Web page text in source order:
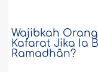
Wajibkah
Kafarat Jika Ia
Ramadhân?